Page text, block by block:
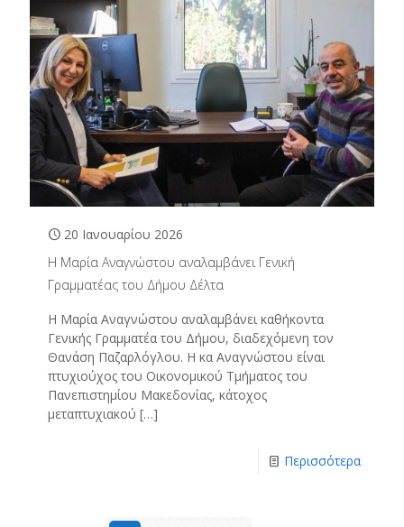
20 Ιανουαρίου 2026
Η Μαρία Αναγνώστου αναλαμβάνει Γενική
Γραμματέας του Δήμου Δέλτα
Η Μαρία Αναγνώστου αναλαμβάνει καθήκοντα
Γενικής Γραμματέα του Δήμου, διαδεχόμενη τον
Θανάση Παζαρλόγλου. Η κα Αναγνώστου είναι
πτυχιούχος του Οικονομικού Τμήματος του
Πανεπιστημίου Μακεδονίας, κάτοχος
μεταπτυχιακού […]
Περισσότερα